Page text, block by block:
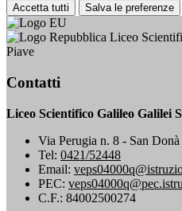
Accetta tutti Salva le preferenze
Liceo
Piave
Contatti
Liceo Scientifico Galileo Galilei
Via Perugia n. 8 - San
Tel: 0421/52448
Email:
PEC:
C.F.: 84002500274